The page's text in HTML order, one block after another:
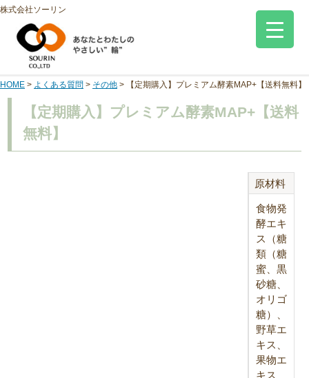
株式会社ソーリン
HOME > よくある質問 > その他 > 【定期購入】プレミアム酵素MAP+【送料無料】
【定期購入】プレミアム酵素MAP+【送料
無料】
原材料
食物発
酵エキ
ス（糖
類（糖
蜜、黒
砂糖、
オリゴ
糖）、
野草エ
キス、
果物エ
キス